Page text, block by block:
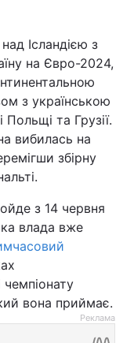
Ісландією з
на Євро-2024,
з українською
та Грузії.
вибилась на
збірну
з 14 червня
влада вже
вона приймає.
Реклама